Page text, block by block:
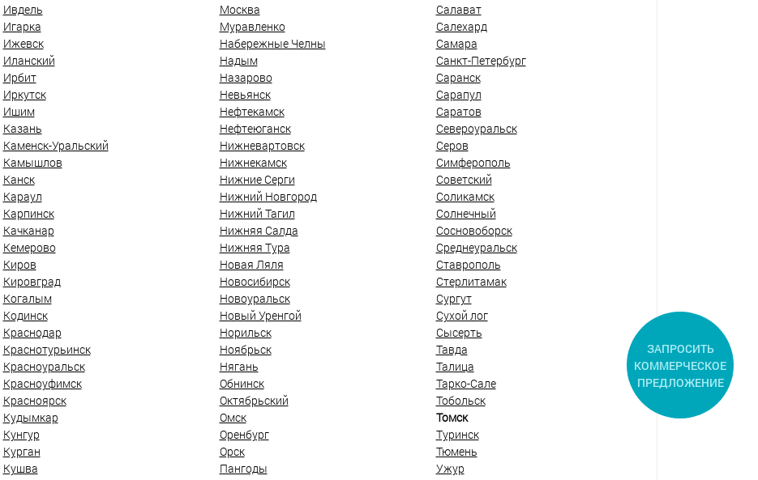
Ивдель
Игарка
Ижевск
Иланский
Ирбит
Иркутск
Ишим
Казань
Каменск-Уральский
Камышлов
Канск
Караул
Карпинск
Качканар
Кемерово
Киров
Кировград
Когалым
Кодинск
Краснодар
Краснотурьинск
Красноуральск
Красноуфимск
Красноярск
Кудымкар
Кунгур
Курган
Кушва
Москва
Муравленко
Набережные Челны
Надым
Назарово
Невьянск
Нефтекамск
Нефтеюганск
Нижневартовск
Нижнекамск
Нижние Серги
Нижний Новгород
Нижний Тагил
Нижняя Салда
Нижняя Тура
Новая Ляля
Новосибирск
Новоуральск
Новый Уренгой
Норильск
Ноябрьск
Нягань
Обнинск
Октябрьский
Омск
Оренбург
Орск
Пангоды
Салават
Салехард
Самара
Санкт-Петербург
Саранск
Сарапул
Саратов
Североуральск
Серов
Симферополь
Советский
Соликамск
Солнечный
Сосновоборск
Среднеуральск
Ставрополь
Стерлитамак
Сургут
Сухой лог
Сысерть
Тавда
Талица
Тарко-Сале
Тобольск
Томск
Туринск
Тюмень
Ужур
ЗАПРОСИТЬ
КОММЕРЧЕСКОЕ
ПРЕДЛОЖЕНИЕ